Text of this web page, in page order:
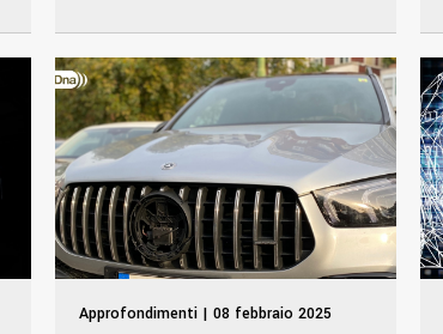
Approfondimenti | 08 febbraio 2025